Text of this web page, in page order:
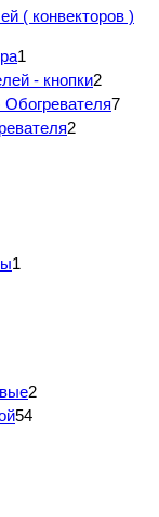
( конвекторов )
1
- кнопки2
Обогревателя7
2
1
2
54